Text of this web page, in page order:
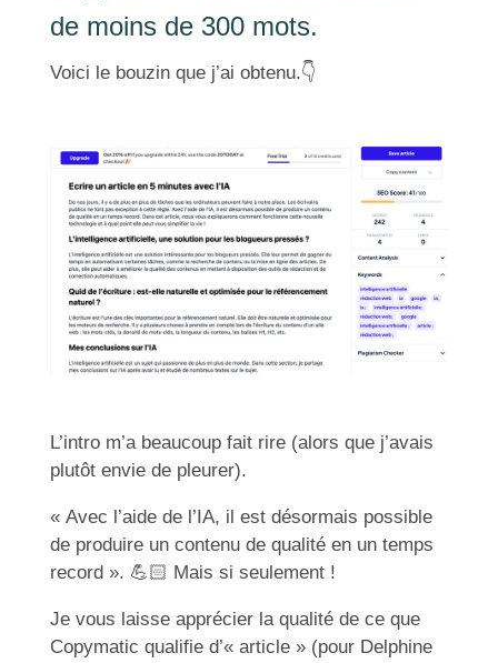
de moins de 300 mots.
Voici le bouzin que j’ai obtenu.👇
L’intro m’a beaucoup fait rire (alors que j’avais
plutôt envie de pleurer).
« Avec l’aide de l’IA, il est désormais possible
de produire un contenu de qualité en un temps
record ». 💪🏻 Mais si seulement !
Je vous laisse apprécier la qualité de ce que
Copymatic qualifie d’« article » (pour Delphine